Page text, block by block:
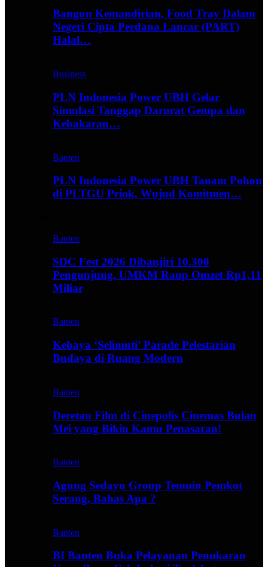
Bangun Kemandirian, Food Tray Dalam
Negeri Cipta Perdana Lancar (PART)
Halal…
Business
PLN Indonesia Power UBH Gelar
Simulasi Tanggap Darurat Gempa dan
Kebakaran…
Banten
PLN Indonesia Power UBH Tanam Pohon
di PLTGU Priok, Wujud Komitmen…
Banten
SDC Fest 2026 Dibanjiri 10.300
Pengunjung, UMKM Raup Omzet Rp1,11
Miliar
Banten
Kebaya ‘Selimuti’ Parade Pelestarian
Budaya di Ruang Modern
Banten
Deretan Film di Cinepolis Cinemas Bulan
Mei yang Bikin Kamu Penasaran!
Banten
Agung Sedayu Group Temuin Pemkot
Serang, Bahas Apa ?
Banten
BI Banten Buka Pelayanan Penukaran